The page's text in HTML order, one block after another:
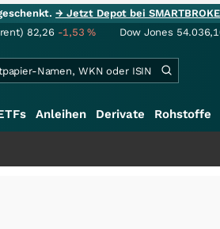
→ Jetzt Depot bei
82,26 -1,53% Dow Jones
Anleihen Derivate Rohstoffe